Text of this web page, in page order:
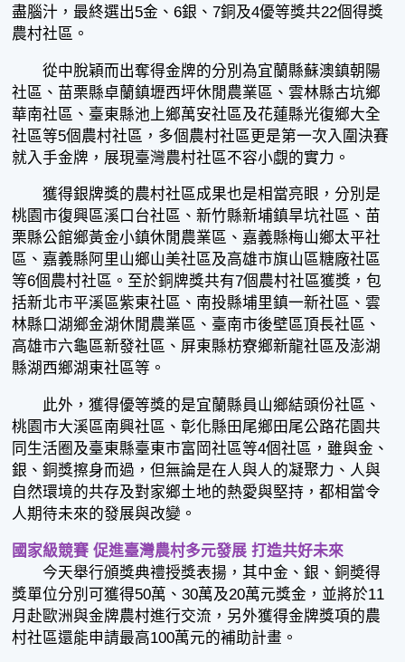
盡腦汁，最終選出5金、6銀、7銅及4優等獎共22個得獎
農村社區。
從中脫穎而出奪得金牌的分別為宜蘭縣蘇澳鎮朝陽
社區、苗栗縣卓蘭鎮壢西坪休閒農業區、雲林縣古坑鄉
華南社區、臺東縣池上鄉萬安社區及花蓮縣光復鄉大全
社區等5個農村社區，多個農村社區更是第一次入圍決賽
就入手金牌，展現臺灣農村社區不容小覷的實力。
獲得銀牌獎的農村社區成果也是相當亮眼，分別是
桃園市復興區溪口台社區、新竹縣新埔鎮旱坑社區、苗
栗縣公館鄉黃金小鎮休閒農業區、嘉義縣梅山鄉太平社
區、嘉義縣阿里山鄉山美社區及高雄市旗山區糖廠社區
等6個農村社區。至於銅牌獎共有7個農村社區獲獎，包
括新北市平溪區紫東社區、南投縣埔里鎮一新社區、雲
林縣口湖鄉金湖休閒農業區、臺南市後壁區頂長社區、
高雄市六龜區新發社區、屏東縣枋寮鄉新龍社區及澎湖
縣湖西鄉湖東社區等。
此外，獲得優等獎的是宜蘭縣員山鄉結頭份社區、
桃園市大溪區南興社區、彰化縣田尾鄉田尾公路花園共
同生活圈及臺東縣臺東市富岡社區等4個社區，雖與金、
銀、銅獎擦身而過，但無論是在人與人的凝聚力、人與
自然環境的共存及對家鄉土地的熱愛與堅持，都相當令
人期待未來的發展與改變。
國家級競賽 促進臺灣農村多元發展 打造共好未來
今天舉行頒獎典禮授獎表揚，其中金、銀、銅奬得
獎單位分別可獲得50萬、30萬及20萬元獎金，並將於11
月赴歐洲與金牌農村進行交流，另外獲得金牌獎項的農
村社區還能申請最高100萬元的補助計畫。